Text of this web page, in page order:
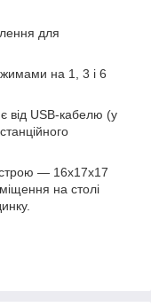
для
на 1, 3 і 6
від USB-кабелю (у
— 16х17х17
на столі